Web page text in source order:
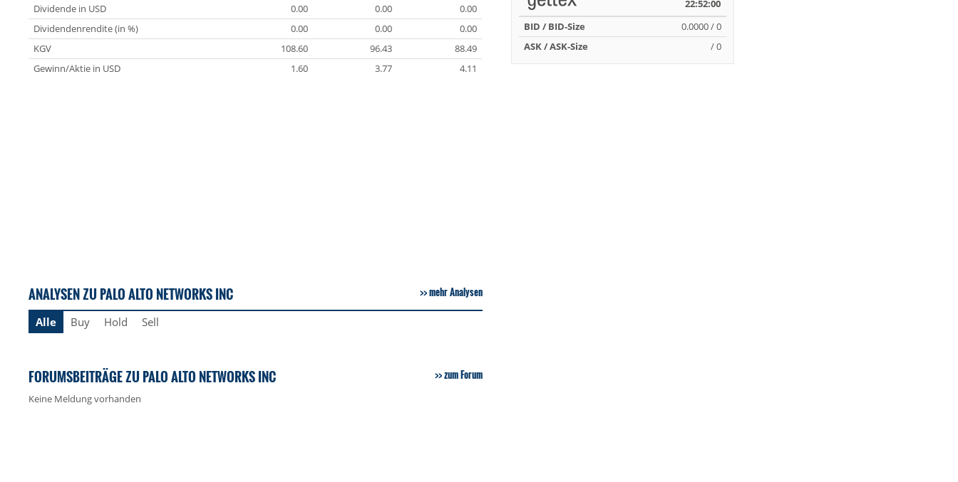
Dividende in USD
0.00 0.00
0.00
Dividendenrendite (in %)
0.00 0.00
0.00
KGV
108.60 96.43
88.49
Gewinn/Aktie in USD
1.60 3.77 4.11
ANALYSEN ZU PALO ALTO NETWORKS INC mehr Analysen
Alle Buy Hold Sell
FORUMSBEITRÄGE ZU PALO ALTO NETWORKS INC zum Forum
Keine Meldung vorhanden
22:52:00
BID / BID-Size
0.0000 / 0
ASK / ASK-Size
/ 0